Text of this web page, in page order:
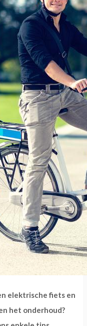
elektrische fiets en
het onderhoud?